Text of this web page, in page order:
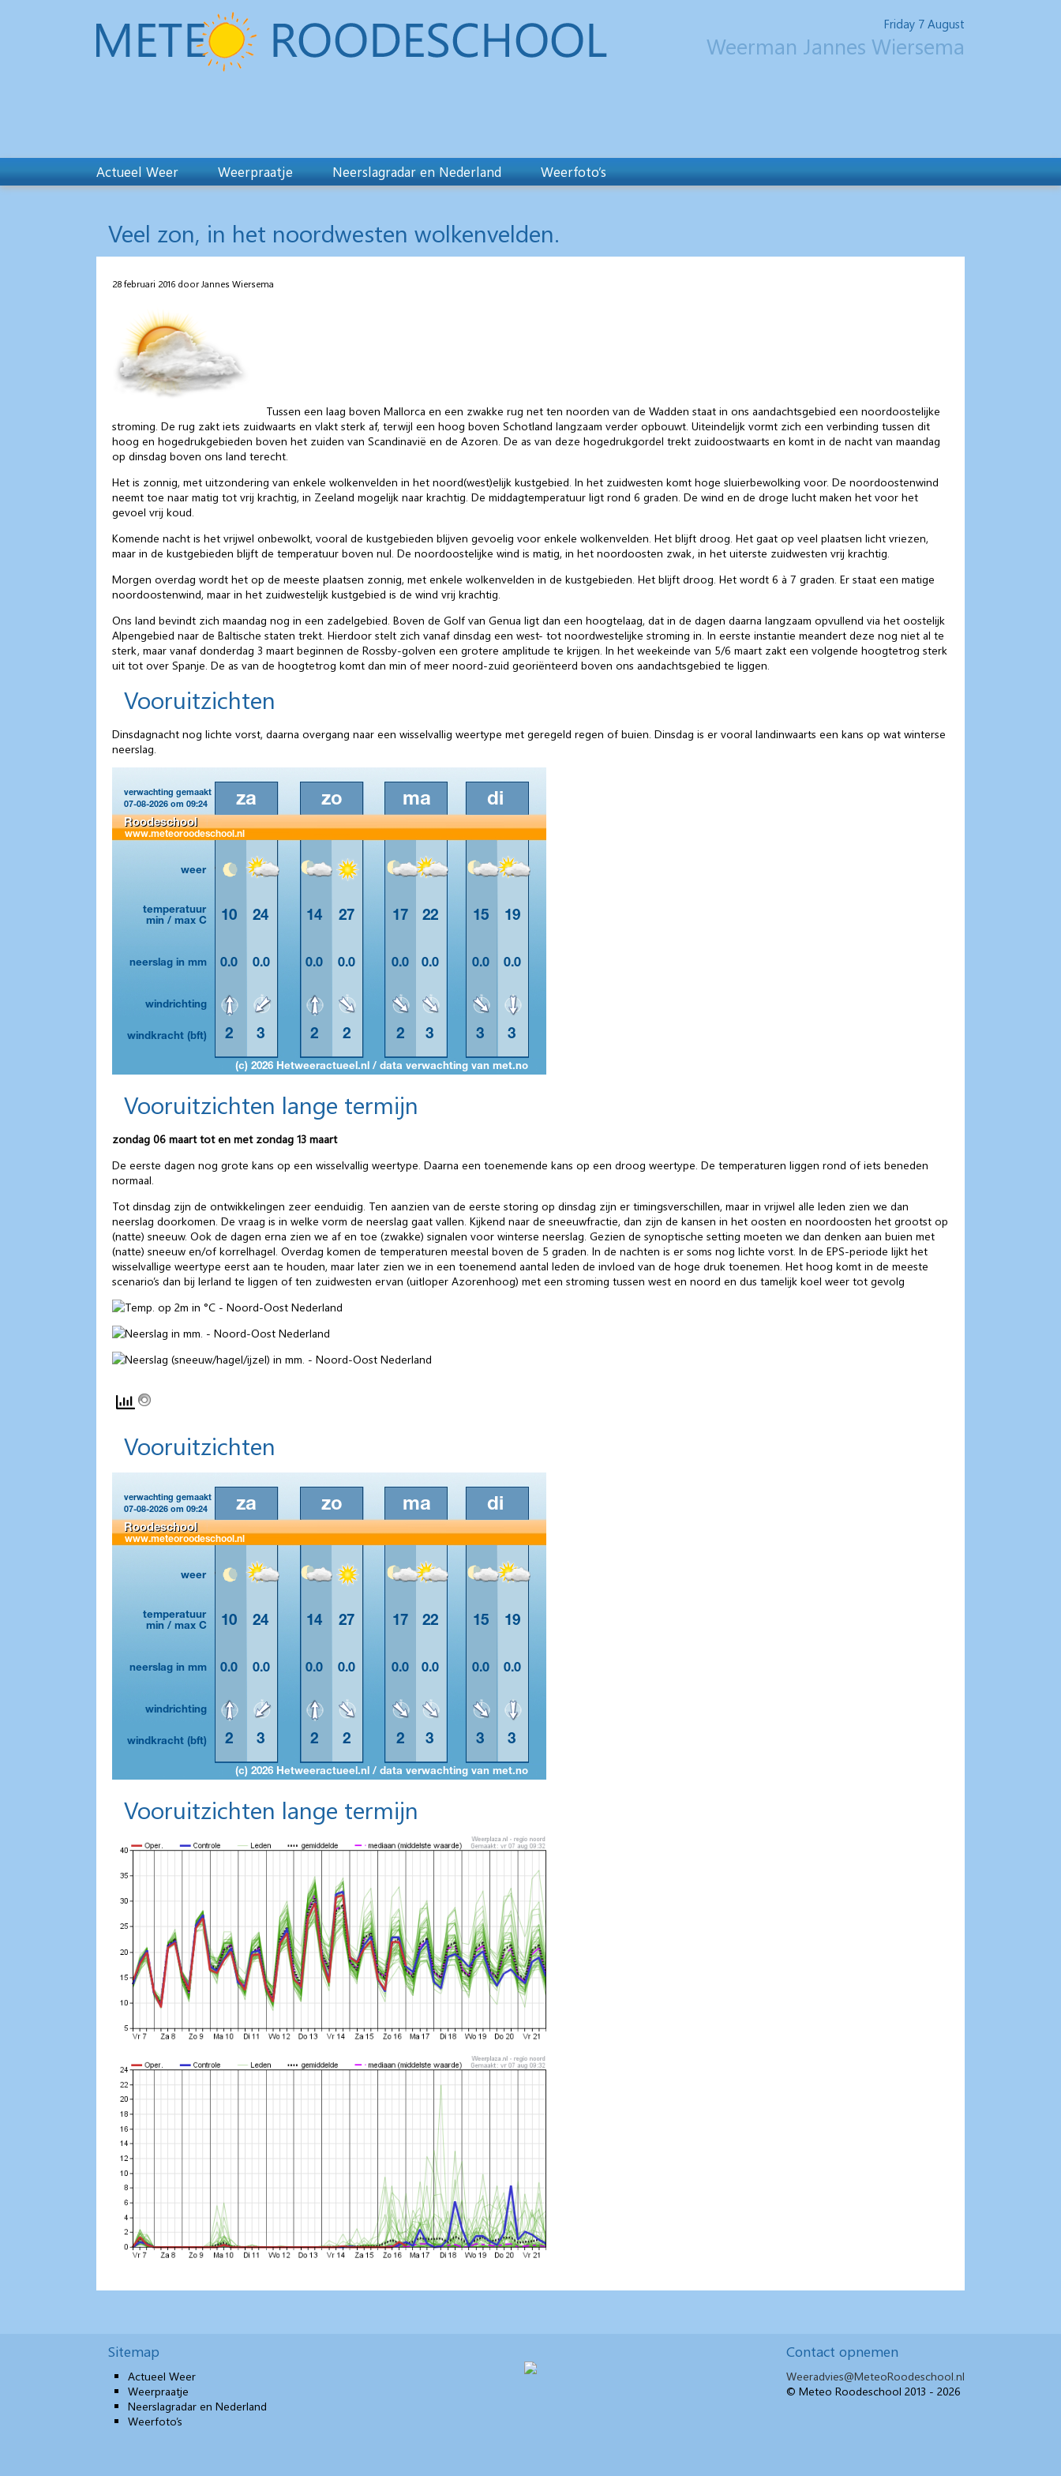
Friday 7 August
Weerman Jannes Wiersema
Actueel Weer Weerpraatje Neerslagradar en Nederland Weerfoto’s
Veel zon, in het noordwesten wolkenvelden.
28 februari 2016 door Jannes Wiersema
Tussen een laag boven Mallorca en een zwakke rug net ten noorden van de Wadden staat in ons aandachtsgebied een noordoostelijke
stroming. De rug zakt iets zuidwaarts en vlakt sterk af, terwijl een hoog boven Schotland langzaam verder opbouwt. Uiteindelijk vormt zich een verbinding tussen dit
hoog en hogedrukgebieden boven het zuiden van Scandinavië en de Azoren. De as van deze hogedrukgordel trekt zuidoostwaarts en komt in de nacht van maandag
op dinsdag boven ons land terecht.
Het is zonnig, met uitzondering van enkele wolkenvelden in het noord(west)elijk kustgebied. In het zuidwesten komt hoge sluierbewolking voor. De noordoostenwind
neemt toe naar matig tot vrij krachtig, in Zeeland mogelijk naar krachtig. De middagtemperatuur ligt rond 6 graden. De wind en de droge lucht maken het voor het
gevoel vrij koud.
Komende nacht is het vrijwel onbewolkt, vooral de kustgebieden blijven gevoelig voor enkele wolkenvelden. Het blijft droog. Het gaat op veel plaatsen licht vriezen,
maar in de kustgebieden blijft de temperatuur boven nul. De noordoostelijke wind is matig, in het noordoosten zwak, in het uiterste zuidwesten vrij krachtig.
Morgen overdag wordt het op de meeste plaatsen zonnig, met enkele wolkenvelden in de kustgebieden. Het blijft droog. Het wordt 6 à 7 graden. Er staat een matige
noordoostenwind, maar in het zuidwestelijk kustgebied is de wind vrij krachtig.
Ons land bevindt zich maandag nog in een zadelgebied. Boven de Golf van Genua ligt dan een hoogtelaag, dat in de dagen daarna langzaam opvullend via het oostelijk
Alpengebied naar de Baltische staten trekt. Hierdoor stelt zich vanaf dinsdag een west- tot noordwestelijke stroming in. In eerste instantie meandert deze nog niet al te
sterk, maar vanaf donderdag 3 maart beginnen de Rossby-golven een grotere amplitude te krijgen. In het weekeinde van 5/6 maart zakt een volgende hoogtetrog sterk
uit tot over Spanje. De as van de hoogtetrog komt dan min of meer noord-zuid georiënteerd boven ons aandachtsgebied te liggen.
Vooruitzichten
Dinsdagnacht nog lichte vorst, daarna overgang naar een wisselvallig weertype met geregeld regen of buien. Dinsdag is er vooral landinwaarts een kans op wat winterse
neerslag.
Vooruitzichten lange termijn
zondag 06 maart tot en met zondag 13 maart
De eerste dagen nog grote kans op een wisselvallig weertype. Daarna een toenemende kans op een droog weertype. De temperaturen liggen rond of iets beneden
normaal.
Tot dinsdag zijn de ontwikkelingen zeer eenduidig. Ten aanzien van de eerste storing op dinsdag zijn er timingsverschillen, maar in vrijwel alle leden zien we dan
neerslag doorkomen. De vraag is in welke vorm de neerslag gaat vallen. Kijkend naar de sneeuwfractie, dan zijn de kansen in het oosten en noordoosten het grootst op
(natte) sneeuw. Ook de dagen erna zien we af en toe (zwakke) signalen voor winterse neerslag. Gezien de synoptische setting moeten we dan denken aan buien met
(natte) sneeuw en/of korrelhagel. Overdag komen de temperaturen meestal boven de 5 graden. In de nachten is er soms nog lichte vorst. In de EPS-periode lijkt het
wisselvallige weertype eerst aan te houden, maar later zien we in een toenemend aantal leden de invloed van de hoge druk toenemen. Het hoog komt in de meeste
scenario’s dan bij Ierland te liggen of ten zuidwesten ervan (uitloper Azorenhoog) met een stroming tussen west en noord en dus tamelijk koel weer tot gevolg
Vooruitzichten
Vooruitzichten lange termijn
Sitemap
Actueel Weer
Weerpraatje
Neerslagradar en Nederland
Weerfoto’s
Contact opnemen
Weeradvies@MeteoRoodeschool.nl
© Meteo Roodeschool 2013 - 2026